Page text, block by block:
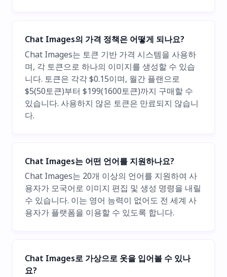
Chat Images의 가격 정책은 어떻게 되나요?
Chat Images는 토큰 기반 가격 시스템을 사용하
며, 각 토큰으로 하나의 이미지를 생성할 수 있습
니다. 토큰은 각각 $0.15이며, 월간 플랜으로
$5(50토큰)부터 $199(1600토큰)까지 구매할 수
있습니다. 사용하지 않은 토큰은 만료되지 않습니
다.
Chat Images는 어떤 언어를 지원하나요?
Chat Images는 20개 이상의 언어를 지원하여 사
용자가 모국어로 이미지 편집 및 생성 명령을 내릴
수 있습니다. 이는 영어 능력이 없어도 전 세계 사
용자가 플랫폼을 이용할 수 있도록 합니다.
Chat Images로 가상으로 옷을 입어볼 수 있나
요?